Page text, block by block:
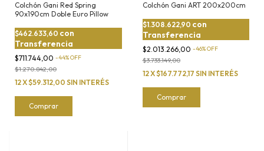
Colchón Gani Red Spring
90x190cm Doble Euro Pillow
$711.744,00 -44%OFF
$1.270.842,00
$462.633,60 con
Transferencia
12X$59.312,00 SIN INTERÉS
Comprar
Colchón Gani ART 200x200cm
$2.013.266,00 -46%OFF
$3.733.149,00
$1.308.622,90 con
Transferencia
12X$167.772,17 SIN INTERÉS
Comprar